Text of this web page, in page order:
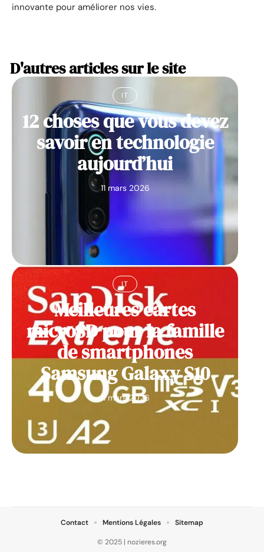
innovante pour améliorer nos vies.
D'autres articles sur le site
IT
12 choses que vous devez
savoir en technologie
aujourd’hui
11 mars 2026
IT
Meilleures cartes
microSD pour la famille
de smartphones
Samsung Galaxy S10
11 mars 2026
© 2025 | nozieres.org
Contact Mentions Légales Sitemap